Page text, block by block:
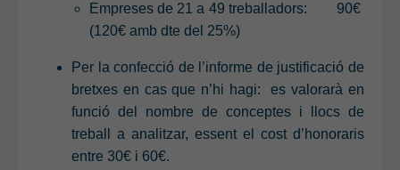
Empreses de 21 a 49 treballadors: 90€
(120€ amb dte del 25%)
Per la confecció de l’informe de justificació de
bretxes en cas que n’hi hagi: es valorarà en
funció del nombre de conceptes i llocs de
treball a analitzar, essent el cost d’honoraris
entre 30€ i 60€.